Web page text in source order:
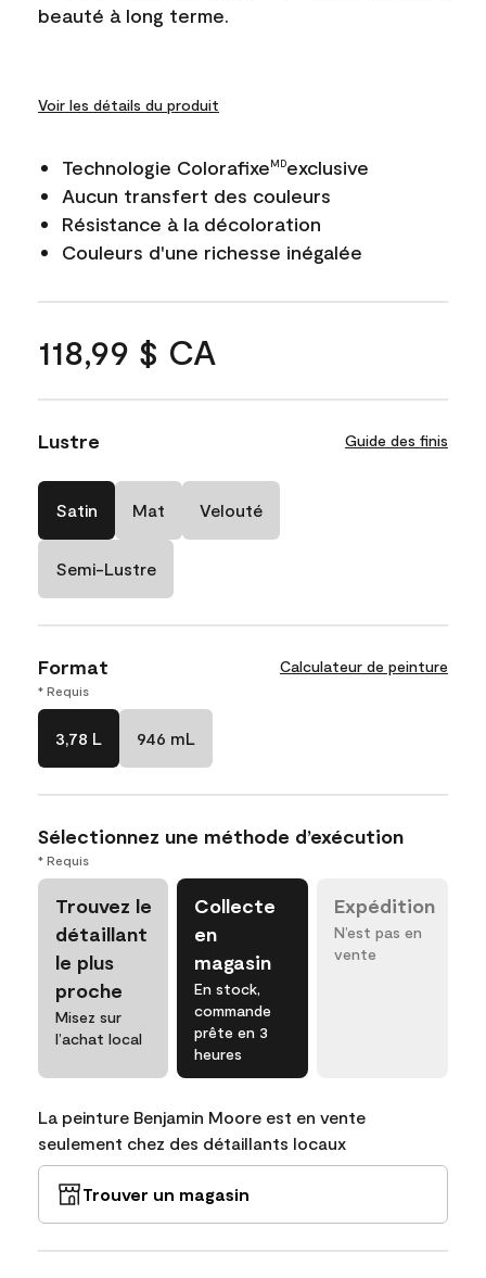
beauté à long terme.
Voir les détails du produit
Technologie ColorafixeMDexclusive
Aucun transfert des couleurs
Résistance à la décoloration
Couleurs d'une richesse inégalée
118,99 $ CA
Lustre Guide des finis
Satin Mat Velouté
Semi-Lustre
Format Calculateur de peinture
* Requis
3,78 L 946 mL
Sélectionnez une méthode d’exécution
* Requis
Trouvez le
détaillant
le plus
proche
Misez sur
l’achat local
Collecte
en
magasin
En stock,
commande
prête en 3
heures
Expédition
N’est pas en
vente
La peinture Benjamin Moore est en vente
seulement chez des détaillants locaux
Trouver un magasin